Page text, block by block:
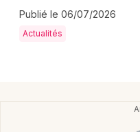
Soirées
Strasbourg
Toulouse
Publié le 06/07/2026
Actualités